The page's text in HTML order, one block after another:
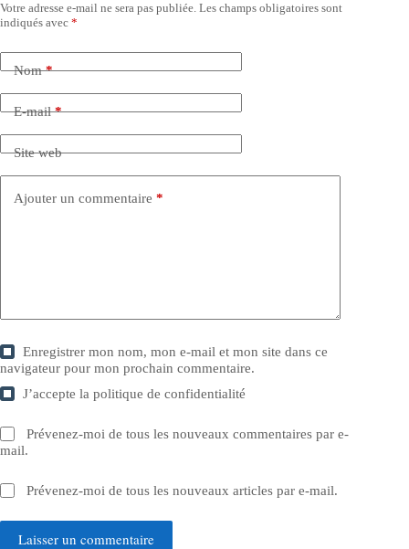
Votre adresse e-mail ne sera pas publiée. Les champs obligatoires sont
indiqués avec *
Nom*
E-mail*
Site web
Ajouter un commentaire *
Enregistrer mon nom, mon e-mail et mon site dans ce
navigateur pour mon prochain commentaire.
J’accepte lapolitique de confidentialité
Prévenez-moi de tous les nouveaux commentaires par e-
mail.
Prévenez-moi de tous les nouveaux articles par e-mail.
Laisser un commentaire